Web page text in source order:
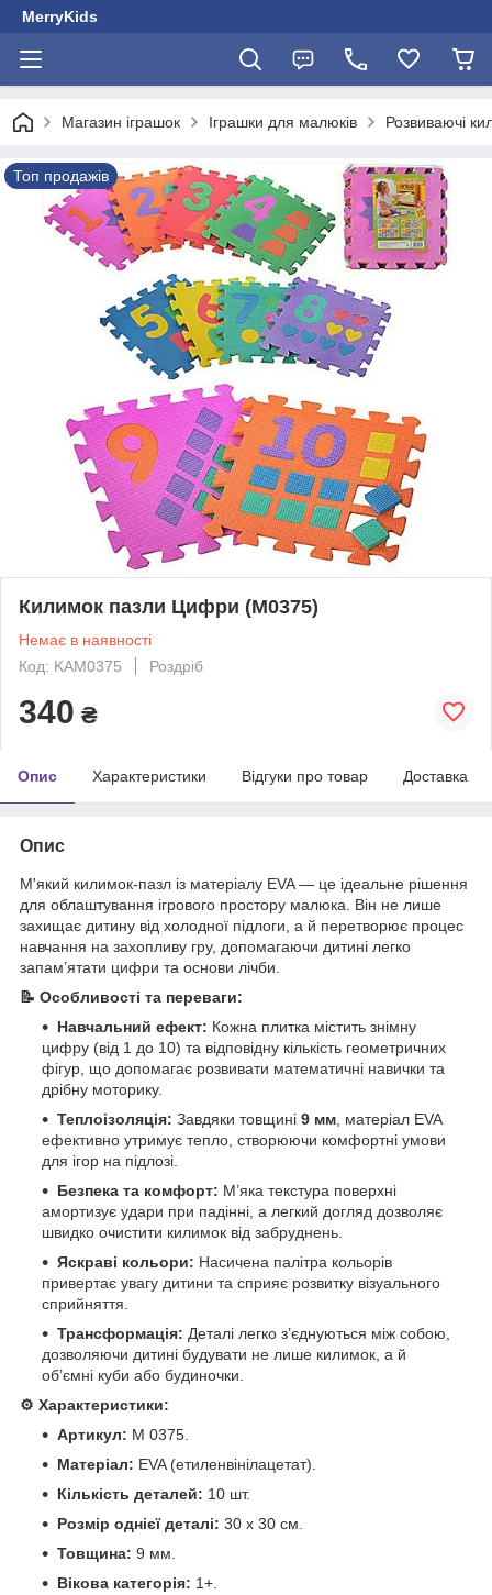
MerryKids
Магазин іграшок Іграшки для малюків Розвиваючі
Топ продажів
Килимок пазли Цифри (M0375)
Немає в наявності
Код: KAM0375
Роздріб
340 ₴
Опис Характеристики Відгуки про товар Доставка
Опис
М'який килимок-пазл із матеріалу EVA — це ідеальне рішення
для облаштування ігрового простору малюка. Він не лише
захищає дитину від холодної підлоги, а й перетворює процес
навчання на захопливу гру, допомагаючи дитині легко
запам’ятати цифри та основи лічби.
📝 Особливості та переваги:
Навчальний ефект: Кожна плитка містить знімну
цифру (від 1 до 10) та відповідну кількість геометричних
фігур, що допомагає розвивати математичні навички та
дрібну моторику.
Теплоізоляція: Завдяки товщині 9 мм , матеріал EVA
ефективно утримує тепло, створюючи комфортні умови
для ігор на підлозі.
Безпека та комфорт: М’яка текстура поверхні
амортизує удари при падінні, а легкий догляд дозволяє
швидко очистити килимок від забруднень.
Яскраві кольори: Насичена палітра кольорів
привертає увагу дитини та сприяє розвитку візуального
сприйняття.
Трансформація: Деталі легко з’єднуються між собою,
дозволяючи дитині будувати не лише килимок, а й
об’ємні куби або будиночки.
⚙️ Характеристики:
Артикул: M 0375.
Матеріал: EVA (етиленвінілацетат).
Кількість деталей: 10 шт.
Розмір однієї деталі: 30 х 30 см.
Товщина: 9 мм.
Вікова категорія: 1+.